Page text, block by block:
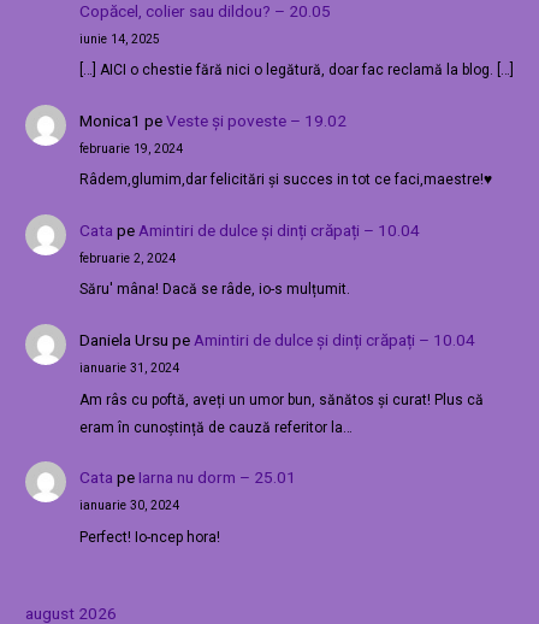
Copăcel, colier sau dildou? – 20.05
iunie 14, 2025
[…] AICI o chestie fără nici o legătură, doar fac reclamă la blog. […]
Monica1 peVeste și poveste – 19.02
februarie 19, 2024
Râdem,glumim,dar felicitări și succes in tot ce faci,maestre!♥️
Cata pe Amintiri de dulce și dinți crăpați – 10.04
februarie 2, 2024
Săru' mâna! Dacă se râde, io-s mulțumit.
Daniela Ursu peAmintiri de dulce și dinți crăpați – 10.04
ianuarie 31, 2024
Am râs cu poftă, aveți un umor bun, sănătos și curat! Plus că
eram în cunoștință de cauză referitor la…
Cata pe Iarna nu dorm – 25.01
ianuarie 30, 2024
Perfect! Io-ncep hora!
august 2026